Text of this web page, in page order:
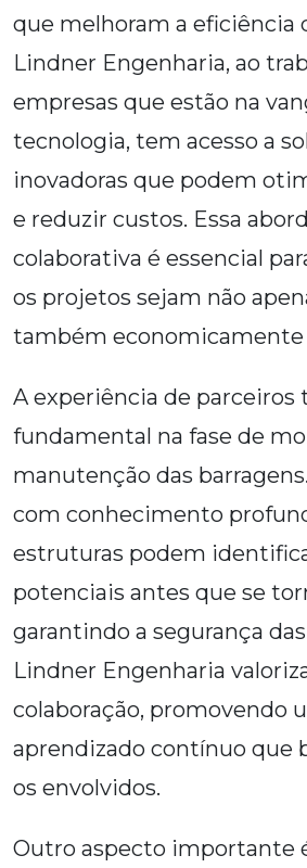
que melhoram a eficiência
Lindner Engenharia, ao
empresas que estão na
tecnologia, tem acesso a
inovadoras que podem
e reduzir custos. Essa
colaborativa é essencial
os projetos sejam não
também economicamente
A experiência de parceiros
fundamental na fase de
manutenção das
com conhecimento
estruturas podem
potenciais antes que se
garantindo a segurança
Lindner Engenharia
colaboração, promovendo
aprendizado contínuo que
os envolvidos.
Outro aspecto importante